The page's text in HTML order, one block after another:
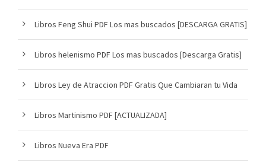
Libros Feng Shui PDF Los mas buscados [DESCARGA GRATIS]
Libros helenismo PDF Los mas buscados [Descarga Gratis]
Libros Ley de Atraccion PDF Gratis Que Cambiaran tu Vida
Libros Martinismo PDF [ACTUALIZADA]
Libros Nueva Era PDF